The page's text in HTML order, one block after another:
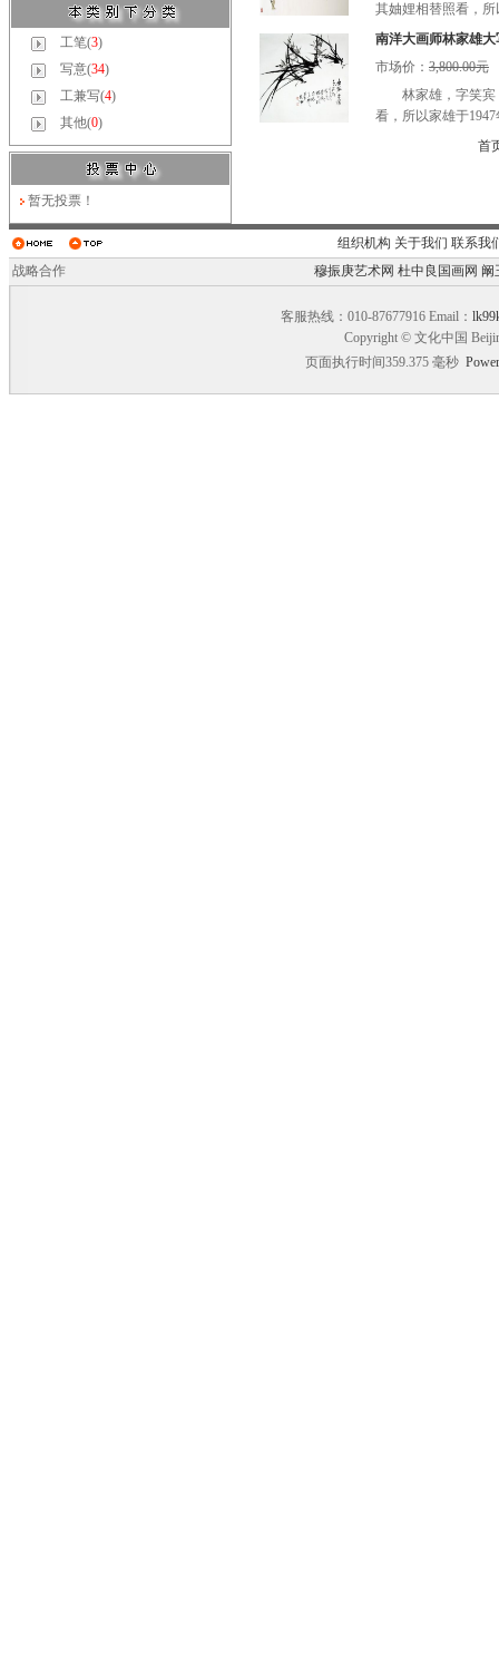
工笔(3)
写意(34)
工兼写(4)
其他(0)
暂无投票！
其妯娌相替照看，
南洋大画师林家雄大
市场价： 3,800.00元
林家雄，字笑宾，
看，所以家雄于
首
组织机构 关于我们 联系我
战略合作
穆振庚艺术网 杜中良国画网 阚
客服热线：010-87677916 Email：
Copyright © 文化中国
页面执行时间359.375 毫秒